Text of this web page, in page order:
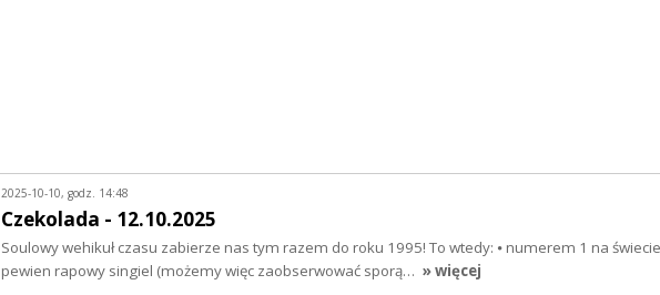
2025-10-10, godz. 14:48
Czekolada - 12.10.2025
Soulowy wehikuł czasu zabierze nas tym razem do roku 1995! To wtedy: ⦁ numerem 1 na świecie
pewien rapowy singiel (możemy więc zaobserwować sporą… » więcej